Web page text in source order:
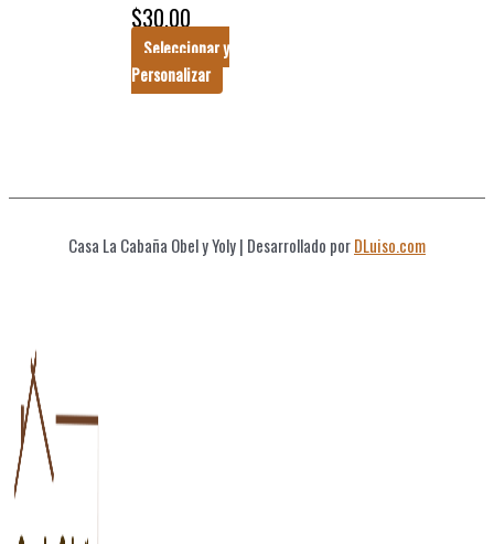
$30.00
Seleccionar y
Personalizar
Casa La Cabaña Obel y Yoly| Desarrollado porDLuiso.com